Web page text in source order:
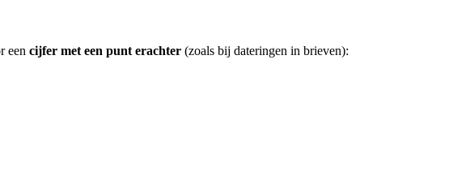
een cijfer met een punt erachter (zoals bij dateringen in brieven):